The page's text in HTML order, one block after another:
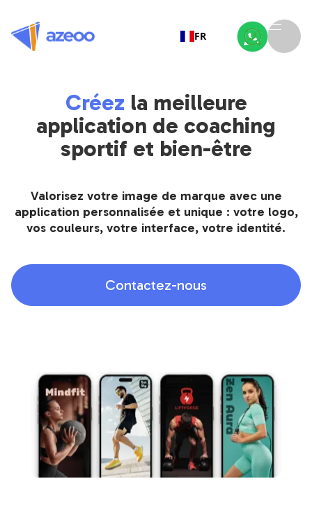
FR
Créez la meilleure
application de coaching
sportif et bien-être
Valorisez votre image de marque avec une
application personnalisée et unique : votre logo,
vos couleurs, votre interface, votre identité.
Contactez-nous